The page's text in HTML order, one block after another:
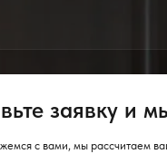
заявку и
с вами, мы рассчитаем